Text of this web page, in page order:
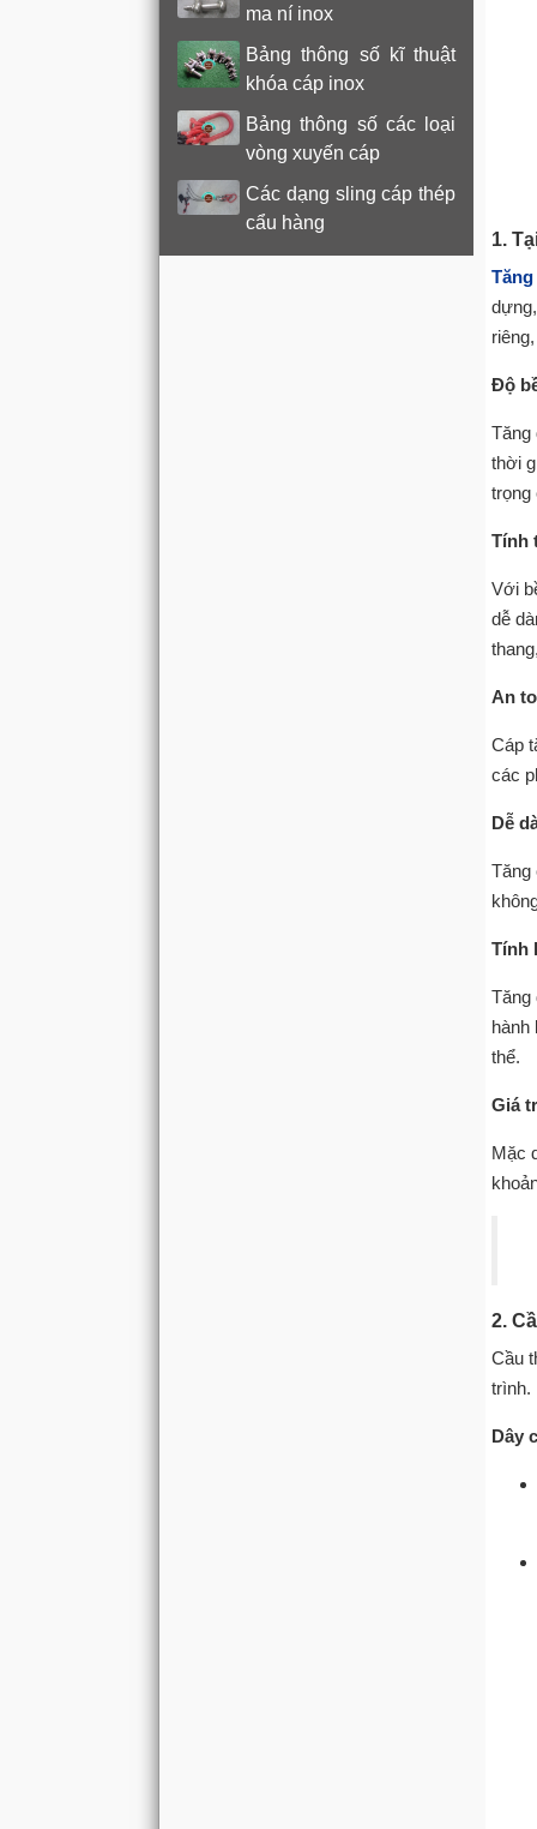
1.
Độ
Tăng
thời
trọng
Tính
Với
dễ
An
Cáp
các
Dễ
Tăng
Tính
Tăng
hành
thể.
Giá
Mặc
2.
Cầu
trình.
Dây
ma ní inox
Bảng thông số kĩ thuật
khóa cáp inox
Bảng thông số các loại
vòng xuyến cáp
Các dạng sling cáp thép
cẩu hàng